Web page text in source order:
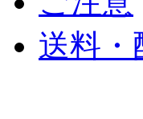
送料・